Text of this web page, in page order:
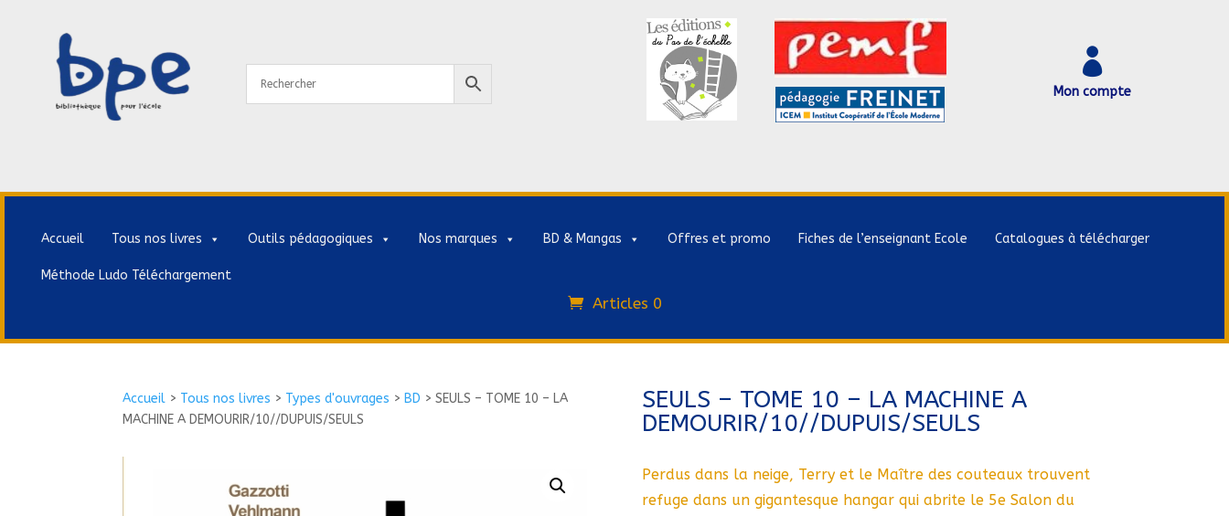

Mon compte
Accueil Tous nos livres Outils pédagogiques Nos marques BD & Mangas Offres et promo Fiches de l’enseignant Ecole Catalogues à télécharger
Méthode Ludo Téléchargement
Articles 0
Accueil > Tous nos livres > Types d'ouvrages > BD >SEULS – TOME 10 – LA
MACHINE A DEMOURIR/10//DUPUIS/SEULS
SEULS – TOME 10 – LA MACHINE A
DEMOURIR/10//DUPUIS/SEULS
Perdus dans la neige, Terry et le Maître des couteaux trouvent
refuge dans un gigantesque hangar qui abrite le 5e Salon du